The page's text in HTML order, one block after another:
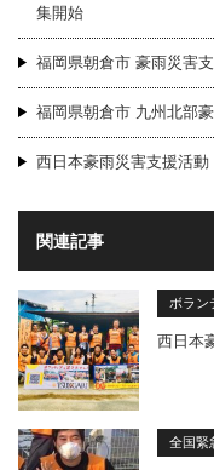
集開始
福岡県朝倉市 豪雨災害
福岡県朝倉市 九州北部
西日本豪雨災害支援活動
関連記事
ボラン
西日本
全国緊